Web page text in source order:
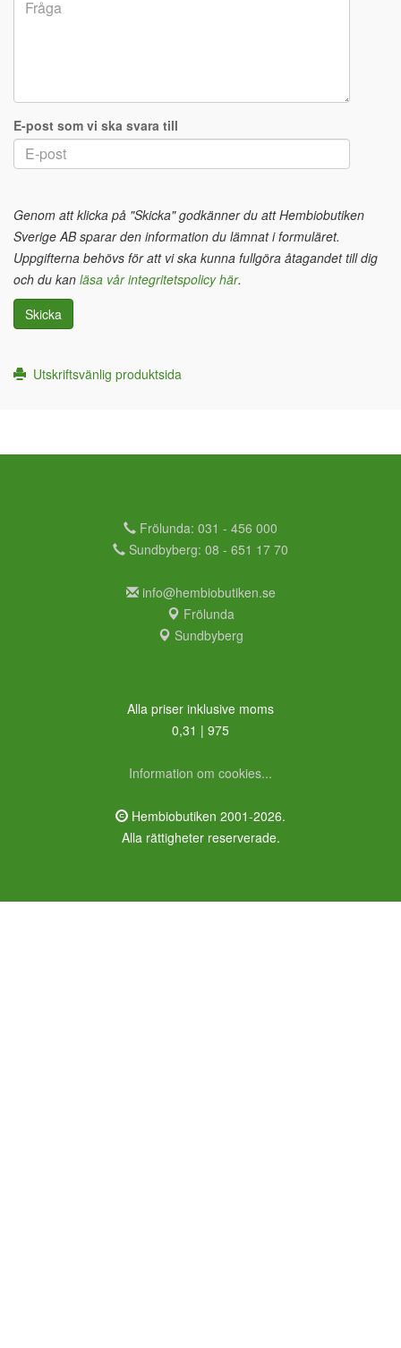
E-post som vi ska svara till
Genom att klicka på "Skicka" godkänner du att Hembiobutiken
Sverige AB sparar den information du lämnat i formuläret.
Uppgifterna behövs för att vi ska kunna fullgöra åtagandet till dig
och du kan läsa vår integritetspolicy här.
Skicka
Utskriftsvänlig produktsida
Frölunda: 031 - 456 000
Sundbyberg: 08 - 651 17 70
info@hembiobutiken.se
Frölunda
Sundbyberg
Alla priser inklusive moms
0,31 | 975
Information om cookies...
Hembiobutiken 2001-2026.
Alla rättigheter reserverade.